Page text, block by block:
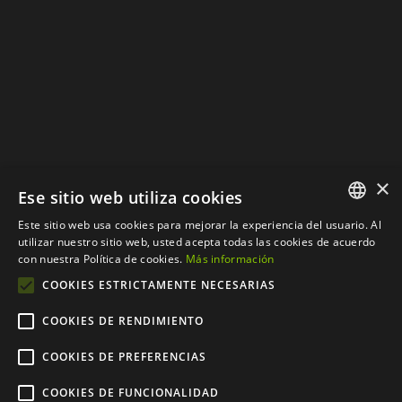
© Copyright 2012 - 2024 |
Web desarrollada por
SPANISH
×
Ese sitio web utiliza cookies
Este sitio web usa cookies para mejorar la experiencia del usuario. Al
utilizar nuestro sitio web, usted acepta todas las cookies de acuerdo
con nuestra Política de cookies. Más información
COOKIES ESTRICTAMENTE NECESARIAS
COOKIES DE RENDIMIENTO
COOKIES DE PREFERENCIAS
COOKIES DE FUNCIONALIDAD